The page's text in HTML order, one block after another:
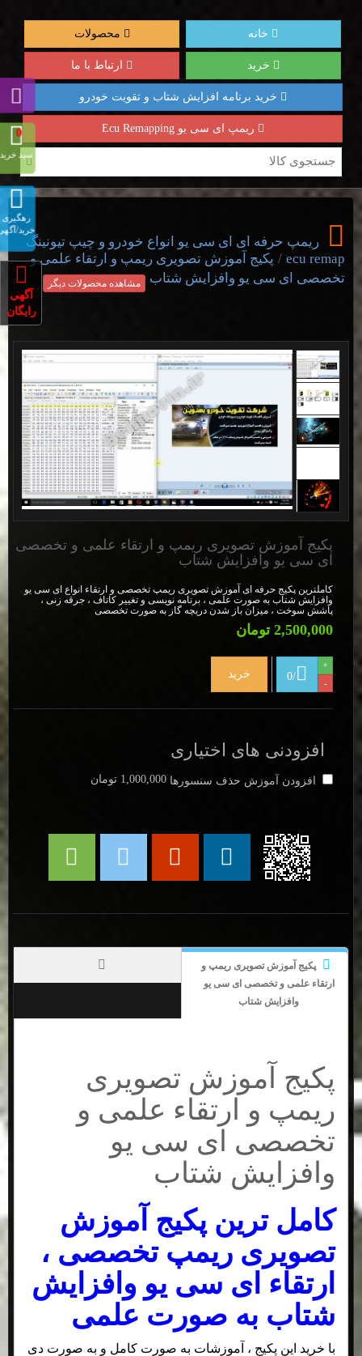
خانه محصولات
خرید ارتباط با ما
خرید برنامه افزایش شتاب و تقویت خودرو
ریمپ ای سی یو Ecu Remapping
ریمپ حرفه ای ای سی یو انواع خودرو و چیپ تیونینگ
ecu remap
/ پکیج آموزش تصویری ریمپ و ارتقاء علمی و
تخصصی ای سی یو وافزایش شتاب
مشاهده محصولات دیگر
پکیج آموزش تصویری ریمپ و ارتقاء علمی و تخصصی
ای سی یو وافزایش شتاب
کاملترین پکیج حرفه ای آموزش تصویری ریمپ تخصصی و ارتقاء انواع ای سی یو
وافزایش شتاب به صورت علمی ، برنامه نویسی و تغییر کاتاف ، جرقه زنی ،
پاشش سوخت ، میزان باز شدن دریچه گاز به صورت تخصصی
2,500,000 تومان
+
-
/
0 خرید
افزودنی های اختیاری
افزودن آموزش حذف سنسورها 1,000,000 تومان
پکیج آموزش تصویری ریمپ و
ارتقاء علمی و تخصصی ای سی یو
وافزایش شتاب
پکیج آموزش تصویری
ریمپ و ارتقاء علمی و
تخصصی ای سی یو
وافزایش شتاب
کامل ترین پکیج آموزش
تصویری ریمپ تخصصی ،
ارتقاء ای سی یو وافزایش
شتاب به صورت علمی
با خرید این پکیج ، آموزشات به صورت کامل و به صورت دی
0
سبد خرید
رهگیری
خرید/
آگهی
رایگان